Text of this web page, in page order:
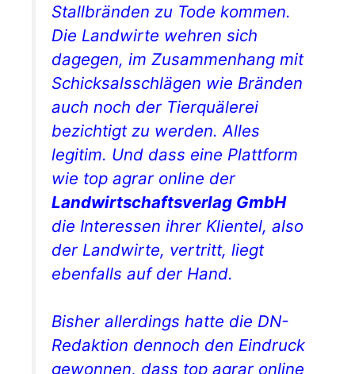
Stallbränden zu Tode kommen.
Die Landwirte wehren sich
dagegen, im Zusammenhang mit
Schicksalsschlägen wie Bränden
auch noch der Tierquälerei
bezichtigt zu werden. Alles
legitim. Und dass eine Plattform
wie top agrar online der
Landwirtschaftsverlag GmbH
die Interessen ihrer Klientel, also
der Landwirte, vertritt, liegt
ebenfalls auf der Hand.
Bisher allerdings hatte die DN-
Redaktion dennoch den Eindruck
gewonnen, dass top agrar online